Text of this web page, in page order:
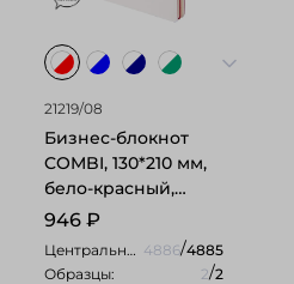
21219/08
Бизнес-блокнот
COMBI, 130*210 мм,
бело-красный,
кремовый форзац,
гибкая обложка, в
клетку/нелин
946 ₽
Центральный: 4886/4885
Образцы:
2/2